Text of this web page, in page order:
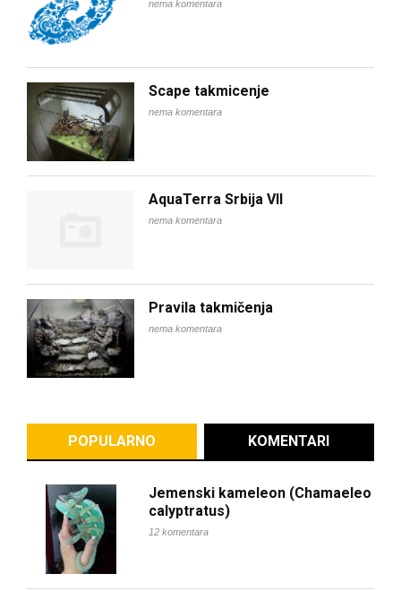
nema komentara
Scape takmicenje
nema komentara
AquaTerra Srbija VII
nema komentara
Pravila takmičenja
nema komentara
POPULARNO KOMENTARI
Jemenski kameleon (Chamaeleo
calyptratus)
12 komentara